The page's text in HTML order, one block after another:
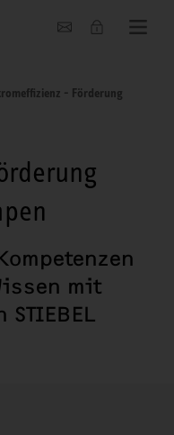
- Förderung
mit